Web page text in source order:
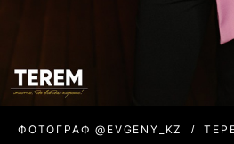
ФОТОГРАФ @EVGENY_KZ